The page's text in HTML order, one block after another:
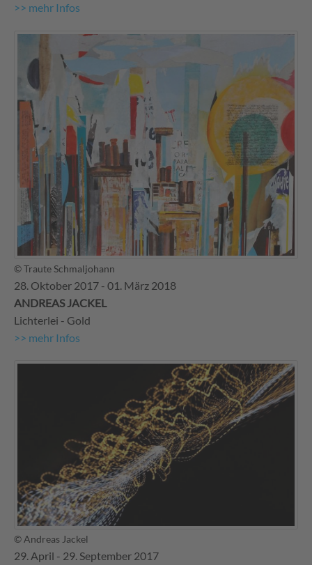
>> mehr Infos
© Traute Schmaljohann
28. Oktober 2017 - 01. März 2018
ANDREAS JACKEL
Lichterlei - Gold
>> mehr Infos
© Andreas Jackel
29. April - 29. September 2017